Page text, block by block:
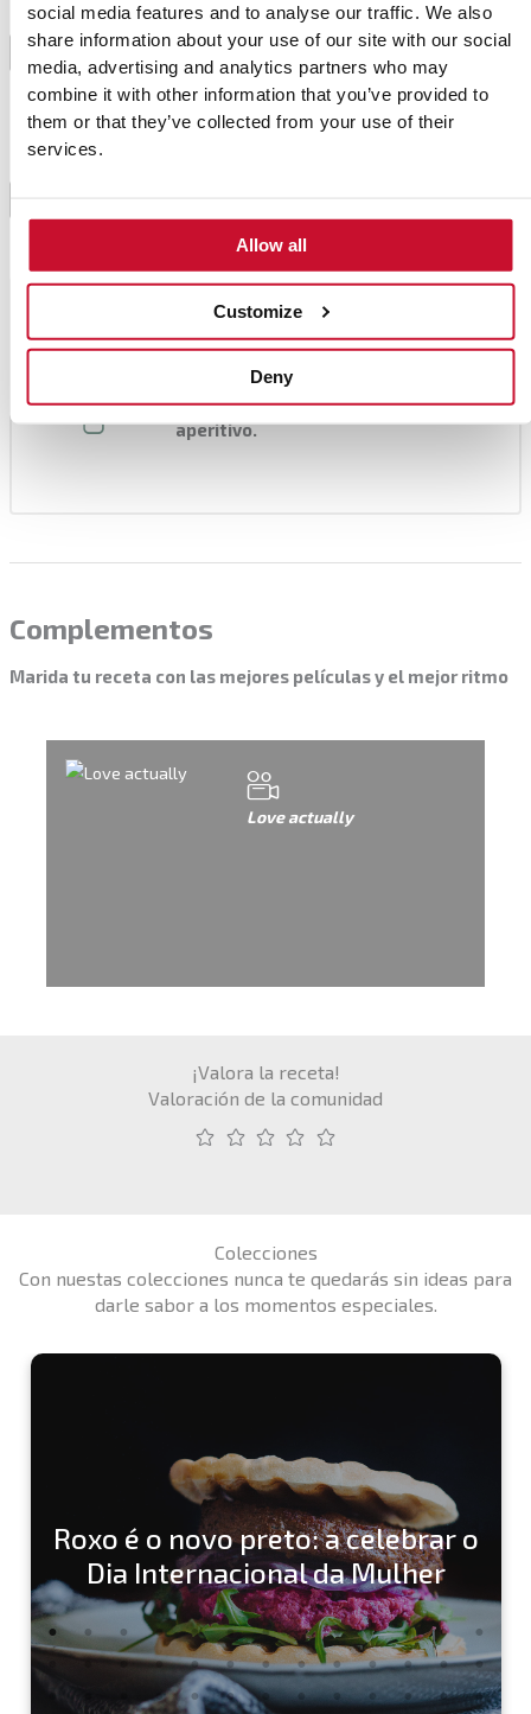
social media features and to analyse our traffic. We also
share information about your use of our site with our social
media, advertising and analytics partners who may
combine it with other information that you’ve provided to
them or that they’ve collected from your use of their
services.
Allow all
Customize
Deny
3
almofariz as avelãs e a cebola caramelizada. Noutra
taça, misture a maionese com um pouco de mel para
preparar o molho. Recheie cada alcachofra com uma
colher de sopa de avelãs e cebola e espalhe um
pouco de maionese com mel por cima.
Consejo del chef
Coloque as alcachofras gratinadas
numa travessa de Natal e decore a
sua mesa com este delicioso
aperitivo.
Complementos
Marida tu receta con las mejores películas y el mejor ritmo
Love actually
¡Valora la receta!
Valoración de la comunidad
Colecciones
Con nuestas colecciones nunca te quedarás sin ideas para
darle sabor a los momentos especiales.
Roxo é o novo preto: a celebrar o
Dia Internacional da Mulher